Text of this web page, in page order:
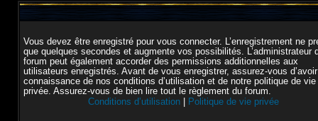
Vous devez être enregistré pour vous connecter. L’enregistrement ne
que quelques secondes et augmente vos possibilités. L’administrateur
forum peut également accorder des permissions additionnelles aux
utilisateurs enregistrés. Avant de vous enregistrer, assurez-vous
connaissance de nos conditions d’utilisation et de notre politique de vie
privée. Assurez-vous de bien lire tout le règlement du forum.
Conditions d’utilisation
Politique de vie privée